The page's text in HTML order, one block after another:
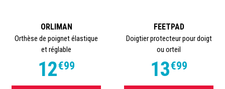
ORLIMAN
Orthèse de poignet élastique
et réglable
12€99
FEETPAD
Doigtier protecteur pour doigt
ou orteil
13€99